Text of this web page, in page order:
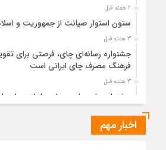
2 هفته قبل
ستون استوار صیانت از جمهوریت و
3 هفته قبل
جشنواره رسانه‌ای چای، فرصتی برای
فرهنگ مصرف چای ایرانی است
3 هفته قبل
جشنواره ملی چای، حمایت از لاهیجان یا
3 هفته قبل
اخبار مهم